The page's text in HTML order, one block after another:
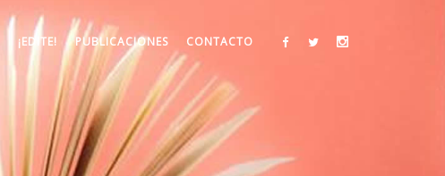
¡EDITE! PUBLICACIONES CONTACTO